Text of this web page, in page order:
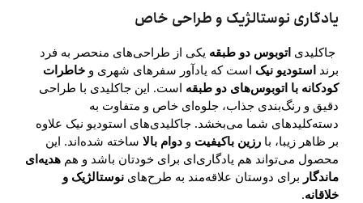
یادگاری نوستالژیک و طراحی خاص
جاکلیدی اتوبوس دو طبقه یکی از طراحی‌های منحصر به فرد
برند استودیو نیک است که یادآور سفرهای شهری و خاطرات
کودکانه با اتوبوس‌های دو طبقه است. این جاکلیدی با طراحی
دقیق و رنگ‌بندی جذاب، جلوه‌ای خاص و متفاوت به
دسته‌کلیدهای شما می‌بخشد. جاکلیدی‌های استودیو نیک علاوه
بر ظاهر زیبا، با رزین باکیفیت و دوام بالا ساخته شده‌اند. این
محصول می‌تواند هم یادگاری‌ای برای خودتان باشد و هم هدیه‌ای
ماندگار برای دوستان علاقه‌مند به طرح‌های نوستالژیک و
خلاقانه.